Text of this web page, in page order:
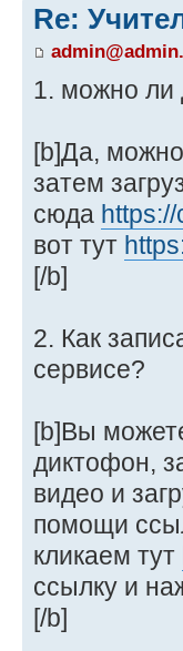
Re:
1. можно ли
[b]Да,
затем
сюда
вот тут
[/b]
2. Как
сервисе?
[b]Вы
диктофон,
видео и
помощи
кликаем тут
ссылку и
[/b]